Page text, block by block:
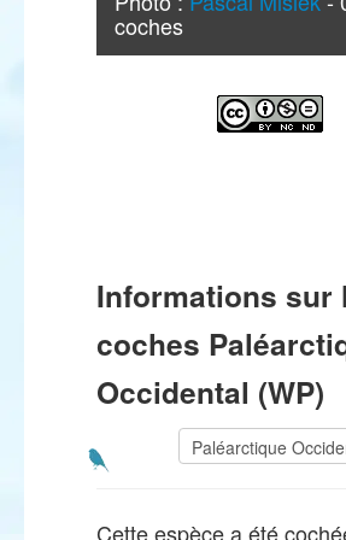
coches
Informations sur
coches
Occidental (WP)
Cette espèce a été